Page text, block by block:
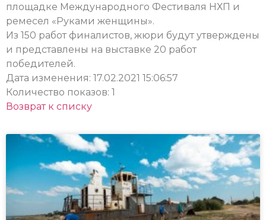
площадке Международного Фестиваля НХП и
ремесел «Руками женщины».
Из 150 работ финалистов, жюри будут утверждены
и представлены на выставке 20 работ
победителей.
Дата изменения: 17.02.2021 15:06:57
Количество показов: 1
Возврат к списку